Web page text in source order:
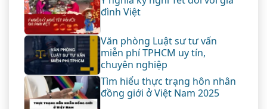
đình Việt
Văn phòng Luật sư tư vấn
miễn phí TPHCM uy tín,
chuyên nghiệp
Tìm hiểu thực trạng hôn nhân
đồng giới ở Việt Nam 2025